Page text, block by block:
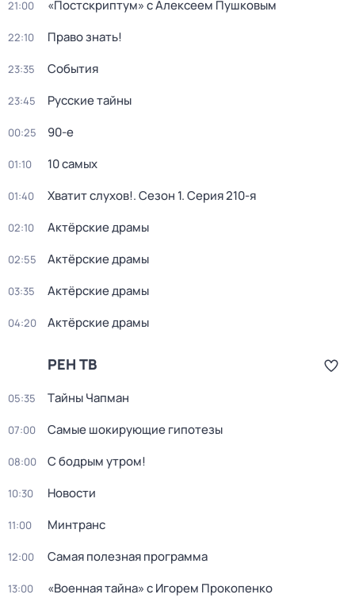
21:00 «Постскриптум» с Алексеем Пушковым
22:10 Право знать!
23:35 События
23:45 Русские тайны
00:25 90-е
01:10 10 самых
01:40 Хватит слухов!. Сезон 1. Серия 210-я
02:10 Актёрские драмы
02:55 Актёрские драмы
03:35 Актёрские драмы
04:20 Актёрские драмы
РЕН ТВ
05:35 Тaйны Чапман
07:00 Самые шoкиpующие гипотезы
08:00 С бодрым утром!
10:30 Новости
11:00 Минтранс
12:00 Самая полезная программа
13:00 «Военная тайна» с Игорем Прокопенко